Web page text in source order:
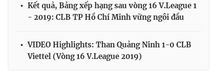
® Cấm sao chép dưới mọi hình thức nếu không có sự chấp
thuận bằng văn bản. Ghi rõ nguồn VTV.vn khi phát hành lại
Kết quả, Bảng xếp hạng sau vòng 16 V.League 1
- 2019: CLB TP Hồ Chí Minh vững ngôi đầu
VIDEO Highlights: Than Quảng Ninh 1-0 CLB
Viettel (Vòng 16 V.League 2019)